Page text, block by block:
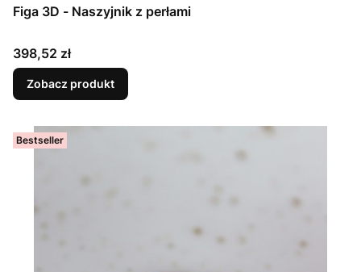
Figa 3D - Naszyjnik z perłami
Cena
398,52 zł
Zobacz produkt
Bestseller